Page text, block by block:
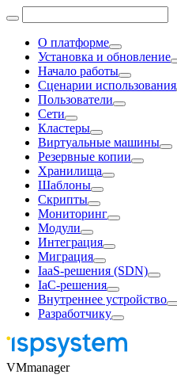
О платформе
Установка и обновление
Начало работы
Сценарии использования
Пользователи
Сети
Кластеры
Виртуальные машины
Резервные копии
Хранилища
Шаблоны
Скрипты
Мониторинг
Модули
Интеграция
Миграция
IaaS-решения (SDN)
IaC-решения
Внутреннее устройство
Разработчику
VMmanager